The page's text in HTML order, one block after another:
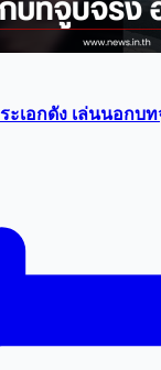
เอกดัง เล่นนอกบ